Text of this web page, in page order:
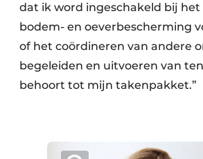
dat ik word ingeschakeld bij
bodem- en oeverbescherming
of het coördineren van andere
begeleiden en uitvoeren van
behoort tot mijn takenpakket.”